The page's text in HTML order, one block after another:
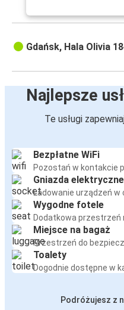
Gdańsk, Hala Olivia
Najlepsze
Te usługi
Bezpłatne WiFi
Pozostań w kontakcie
Gniazda elektryczne
Ładowanie urządzeń w
Wygodne fotele
Dodatkowa przestrzeń
Miejsce na bagaż
Przestrzeń do
Toalety
Dogodnie dostępne w
Podróżujesz z